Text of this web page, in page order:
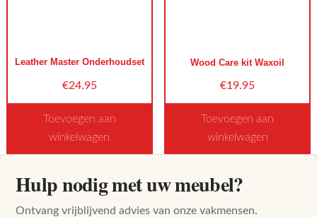
gekozen
worden
op
de
productpagina
Leather Master Onderhoudset
€24.95
Toevoegen aan
winkelwagen
Wood Care kit Waxoil
€19.95
Toevoegen aan
winkelwagen
Hulp nodig met uw meubel?
Ontvang vrijblijvend advies van onze vakmensen.